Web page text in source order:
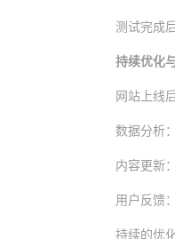
测试完成
持续优化
网站上线
数据分析
内容更新
用户反馈
持续的优